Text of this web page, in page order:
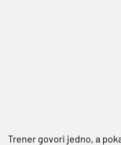
Trener govori jedno, a